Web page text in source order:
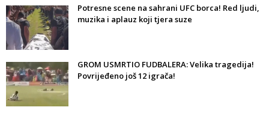
Potresne scene na sahrani UFC borca! Red ljudi,
muzika i aplauz koji tjera suze
GROM USMRTIO FUDBALERA: Velika tragedija!
Povrijeđeno još 12 igrača!